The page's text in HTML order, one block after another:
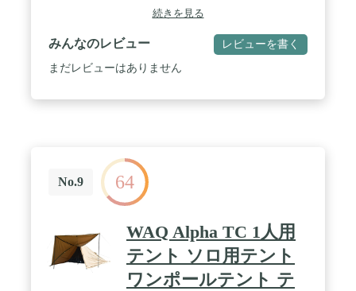
[アルマイト加工] (ポール径)φ8.5mm / 【本体重量】
1.23kg(1.43kg) ※本体重量はポール、レインフライ
(別売)を含む重量です。( )内はペグ、張り綱、スタ
ッフバッグを含む総重量です。 / 【カラー】ホワイ
ト(WT) / 【構成】テント本体1、本体ポール1組、
続きを見る
みんなのレビュー レビューを書く
まだレビューはありません
No.9 64
WAQ Alpha TC 1人用
テント ソロ用テント
ワンポールテント テ